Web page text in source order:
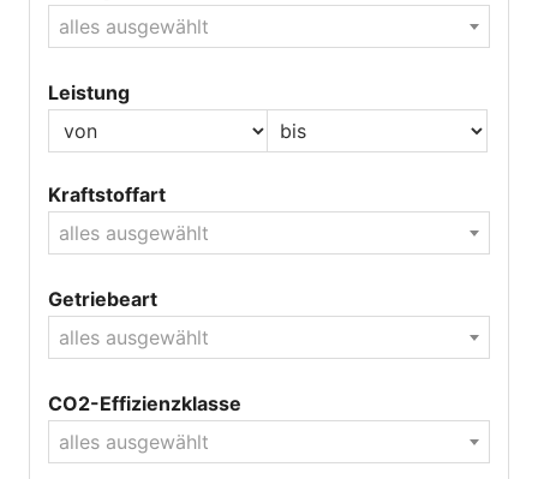
alles ausgewählt
Leistung
Kraftstoffart
alles ausgewählt
Getriebeart
alles ausgewählt
CO2-Effizienzklasse
alles ausgewählt